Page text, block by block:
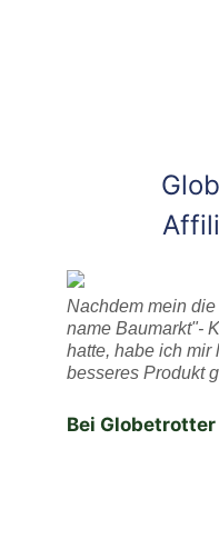
Nachdem mein
name Baumarkt"-
hatte, habe ich mir
besseres Produkt
Bei